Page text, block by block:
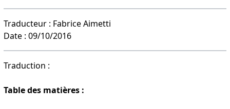
Traducteur : Fabrice Aimetti
Date : 09/10/2016
Traduction :
Table des matières :